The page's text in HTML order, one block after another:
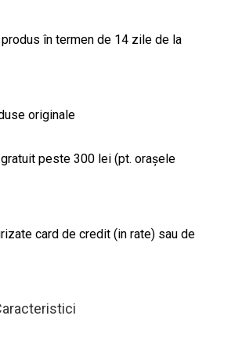
produs în termen de 14 zile de la
originale
peste 300 lei (pt. orașele
card de credit (in rate) sau de